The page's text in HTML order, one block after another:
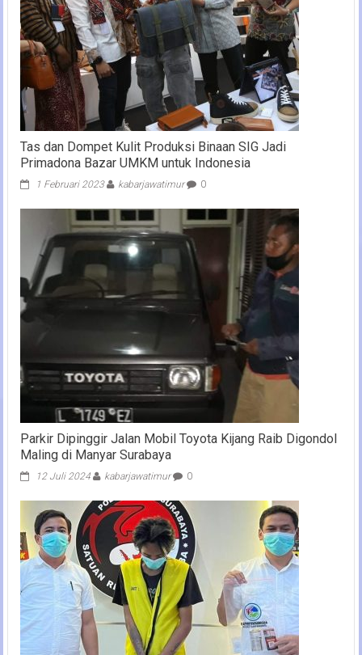
Tas dan Dompet Kulit Produksi Binaan SIG Jadi
Primadona Bazar UMKM untuk Indonesia
1 Februari 2023 kabarjawatimur 0
Parkir Dipinggir Jalan Mobil Toyota Kijang Raib Digondol
Maling di Manyar Surabaya
12 Juli 2024 kabarjawatimur 0